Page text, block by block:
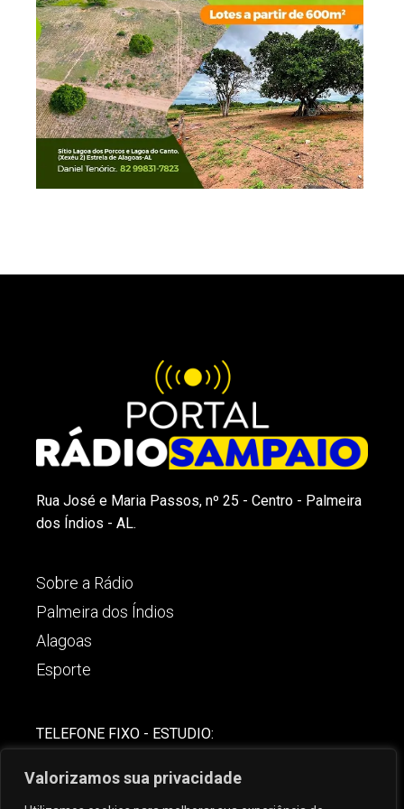
Valorizamos sua privacidade
Rua José e Maria Passos, nº 25 - Centro - Palmeira
dos Índios - AL.
Sobre a Rádio
Palmeira dos Índios
Alagoas
Esporte
TELEFONE FIXO - ESTUDIO: